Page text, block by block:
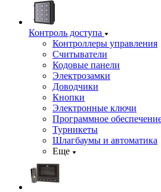
Контроль доступа
Контроллеры управления
Считыватели
Кодовые панели
Электрозамки
Доводчики
Кнопки
Электронные ключи
Программное
Турникеты
Шлагбаумы и автоматика
Еще